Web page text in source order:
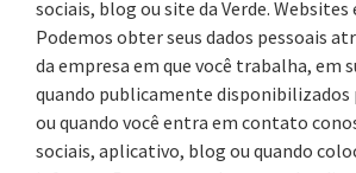
sociais, blog ou site da Verde. Websites
Podemos obter seus dados pessoais
da empresa em que você trabalha, em
quando publicamente disponibilizados
ou quando você entra em contato
sociais, aplicativo, blog ou quando